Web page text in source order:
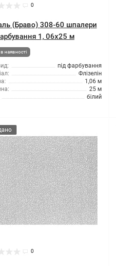
0
(Браво) 308-60 шпалери
1, 06x25 м
наявності
під фарбування
Флізелін
1,06 м
25 м
білий
0